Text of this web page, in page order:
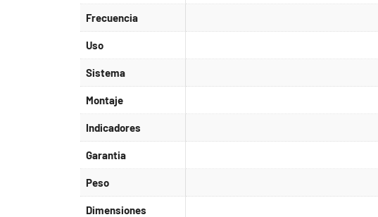
Frecuencia
Uso
Sistema
Montaje
Indicadores
Garantia
Peso
Dimensiones